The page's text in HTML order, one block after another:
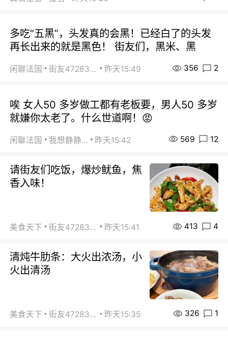
多吃“五黑”，头发真的会黑！已经白了的头发
再长出来的就是黑色！ 街友们，黑米、黑
闲聊法国 街友472838572 昨天15:49 356 2
唉 女人50 多岁做工都有老板要，男人50 多岁
就嫌你太老了。什么世道啊！😡
闲聊法国 我想静静… 昨天15:42 569 12
请街友们吃饭，爆炒鱿鱼，焦
香入味！
美食天下 街友472838572 昨天15:41 413 4
清炖牛肋条：大火出浓汤，小
火出清汤
美食天下 街友472838572 昨天15:35 326 1